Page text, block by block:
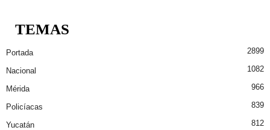
TEMAS
Portada 2899
Nacional 1082
Mérida 966
Policíacas 839
Yucatán 812